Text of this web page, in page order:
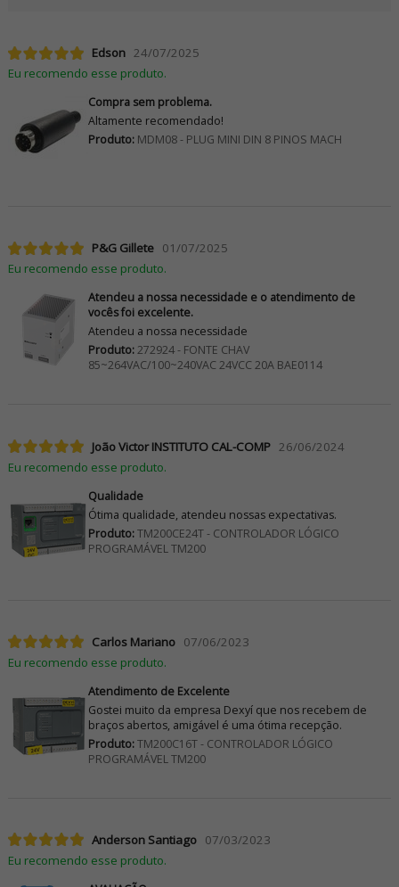
Edson 24/07/2025
Eu recomendo esse produto.
Compra sem problema.
Altamente recomendado!
Produto:MDM08 - PLUG MINI DIN 8 PINOS MACH
P&G Gillete 01/07/2025
Eu recomendo esse produto.
Atendeu a nossa necessidade e o atendimento de
vocês foi excelente.
Atendeu a nossa necessidade
Produto:272924 - FONTE CHAV
85~264VAC/100~240VAC 24VCC 20A BAE0114
João Victor INSTITUTO CAL-COMP 26/06/2024
Eu recomendo esse produto.
Qualidade
Ótima qualidade, atendeu nossas expectativas.
Produto:TM200CE24T - CONTROLADOR LÓGICO
PROGRAMÁVEL TM200
Carlos Mariano 07/06/2023
Eu recomendo esse produto.
Atendimento de Excelente
Gostei muito da empresa Dexyí que nos recebem de
braços abertos, amigável é uma ótima recepção.
Produto:TM200C16T - CONTROLADOR LÓGICO
PROGRAMÁVEL TM200
Anderson Santiago 07/03/2023
Eu recomendo esse produto.